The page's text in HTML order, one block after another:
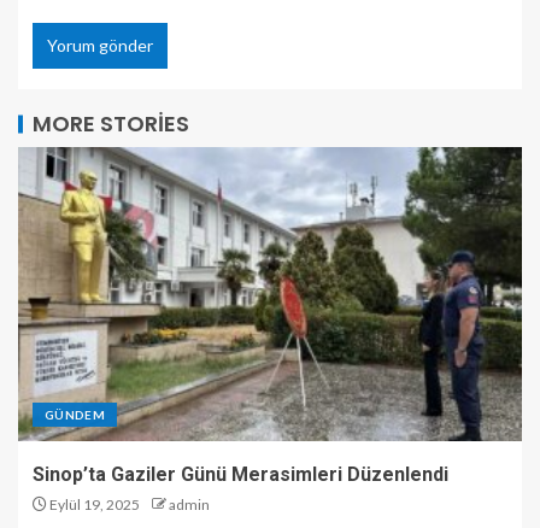
MORE STORIES
GÜNDEM
Sinop’ta Gaziler Günü Merasimleri Düzenlendi
Eylül 19, 2025 admin